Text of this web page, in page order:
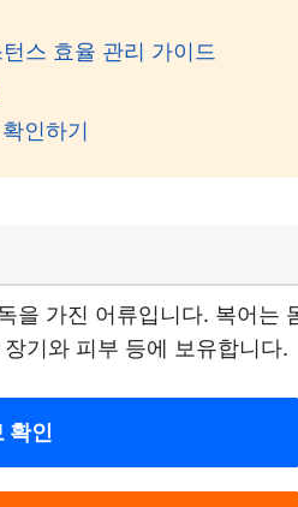
스 효율 관리 가이드
인하기
가진 어류입니다. 복어는
기와 피부 등에 보유합니다.
확인